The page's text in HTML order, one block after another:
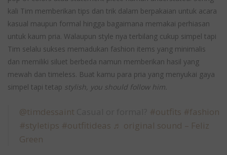
kali Tim memberikan tips dan trik dalam berpakaian untuk acara
kasual maupun formal hingga bagaimana memakai perhiasan
untuk kaum pria. Walaupun style nya terbilang cukup simpel tapi
Tim selalu sukses memadukan fashion items yang minimalis
dan memiliki siluet berbeda namun memberikan hasil yang
mewah dan timeless. Buat kamu para pria yang menyukai gaya
simpel tapi tetap stylish, you should follow him.
@timdessaint #outfits #fashion
#styletips #outfitideas ♬ original sound – Feliz
Green